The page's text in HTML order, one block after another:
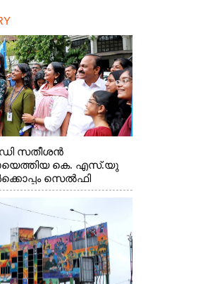
സതീശൻ
കെ. എസ്.യു
സെൽഫി